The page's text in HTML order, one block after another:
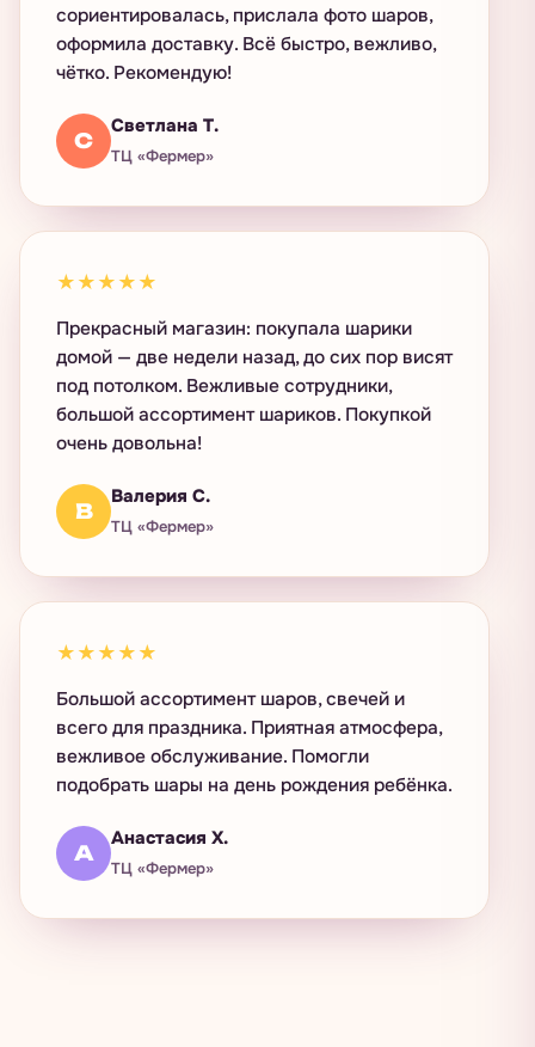
сориентировалась, прислала фото шаров,
оформила доставку. Всё быстро, вежливо,
чётко. Рекомендую!
С
Светлана Т.
ТЦ «Фермер»
★★★★★
Прекрасный магазин: покупала шарики
домой — две недели назад, до сих пор висят
под потолком. Вежливые сотрудники,
большой ассортимент шариков. Покупкой
очень довольна!
В
Валерия С.
ТЦ «Фермер»
★★★★★
Большой ассортимент шаров, свечей и
всего для праздника. Приятная атмосфера,
вежливое обслуживание. Помогли
подобрать шары на день рождения ребёнка.
А
Анастасия Х.
ТЦ «Фермер»